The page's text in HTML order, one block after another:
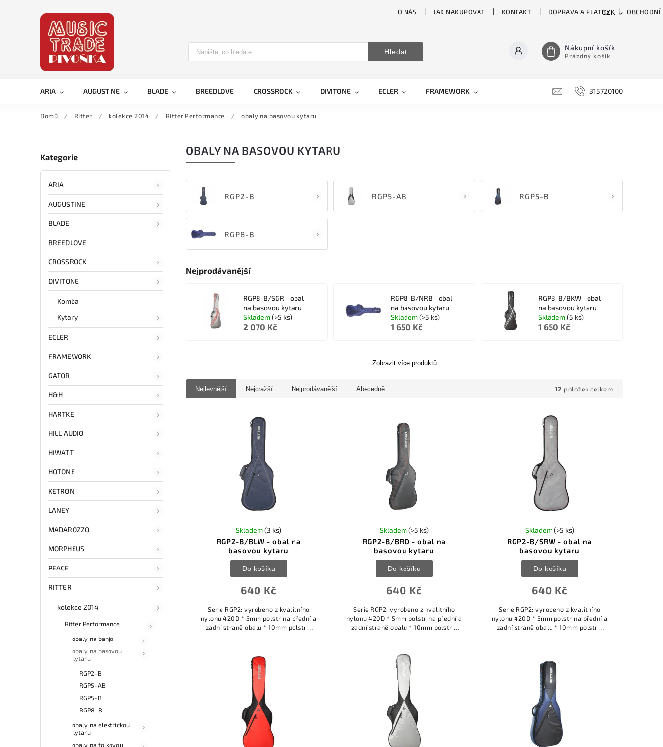
O NÁS JAK NAKUPOVAT KONTAKT DOPRAVA A PLATBY OBCHODNÍ
CZK
Hledat Nákupní košík
Prázdný košík
ARIA AUGUSTINE BLADE BREEDLOVE CROSSROCK DIVITONE ECLER FRAMEWORK H&H HARTKE
315720100
Domů / Ritter / kolekce 2014 / Ritter Performance / obaly na basovou kytaru
Kategorie
ARIA
AUGUSTINE
BLADE
BREEDLOVE
CROSSROCK
DIVITONE
Komba
Kytary
ECLER
FRAMEWORK
GATOR
H&H
HARTKE
HILL AUDIO
HIWATT
HOTONE
KETRON
LANEY
MADAROZZO
MORPHEUS
PEACE
RITTER
kolekce 2014
Ritter Performance
obaly na banjo
obaly na basovou
kytaru
RGP2-B
RGP5-AB
RGP5-B
RGP8-B
obaly na elektrickou
kytaru
obaly na folkovou
OBALY NA BASOVOU KYTARU
RGP2-B RGP5-AB RGP5-B
RGP8-B
Nejprodávanější
RGP8-B/SGR - obal
na basovou kytaru
Skladem(>5 ks)
2 070 Kč
RGP8-B/NRB - obal
na basovou kytaru
Skladem(>5 ks)
1 650 Kč
RGP8-B/BKW - obal
na basovou kytaru
Skladem(5 ks)
1 650 Kč
Zobrazit více produktů
Nejlevnější Nejdražší Nejprodávanější Abecedně 12 položek celkem
RGP2-B/BLW - obal na
basovou kytaru
Skladem(3 ks)
640 Kč
Do košíku
Serie RGP2: vyrobeno z kvalitního
nylonu 420D * 5mm polstr na přední a
zadní straně obalu * 10mm polstr s
RGP2-B/BRD - obal na
basovou kytaru
Skladem(>5 ks)
640 Kč
Do košíku
Serie RGP2: vyrobeno z kvalitního
nylonu 420D * 5mm polstr na přední a
zadní straně obalu * 10mm polstr s
RGP2-B/SRW - obal na
basovou kytaru
Skladem(>5 ks)
640 Kč
Do košíku
Serie RGP2: vyrobeno z kvalitního
nylonu 420D * 5mm polstr na přední a
zadní straně obalu * 10mm polstr s